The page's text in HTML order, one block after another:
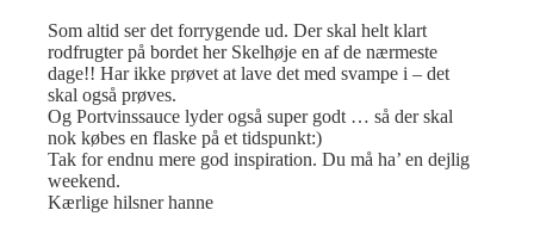
Som altid ser det forrygende ud. Der skal helt klart
rodfrugter på bordet her Skelhøje en af de nærmeste
dage!! Har ikke prøvet at lave det med svampe i – det
skal også prøves.
Og Portvinssauce lyder også super godt … så der skal
nok købes en flaske på et tidspunkt:)
Tak for endnu mere god inspiration. Du må ha’ en dejlig
weekend.
Kærlige hilsner hanne